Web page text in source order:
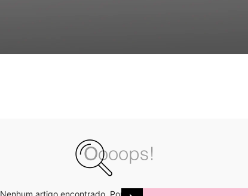
Nenhum artigo encontrado. Por favor tente outras opções.